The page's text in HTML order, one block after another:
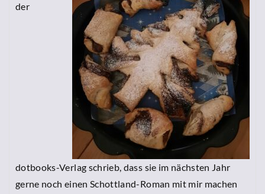
der
dotbooks-Verlag schrieb, dass sie im nächsten Jahr
gerne noch einen Schottland-Roman mit mir machen